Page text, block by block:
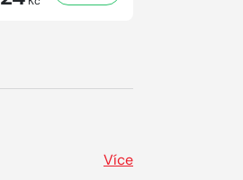
Více